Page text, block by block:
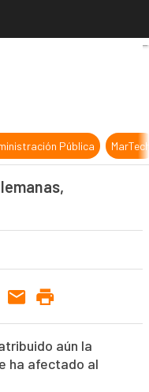
de petróleo
Pública
aún la
ha afectado al